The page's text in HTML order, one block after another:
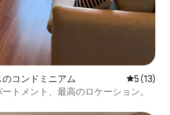
コンドミニアム レビュー
5 (13)
トメント、最高のロケーション。